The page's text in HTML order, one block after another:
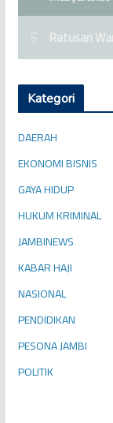
Kategori
DAERAH
EKONOMI BISNIS
GAYA HIDUP
HUKUM KRIMINAL
JAMBINEWS
KABAR HAJI
NASIONAL
PENDIDIKAN
PESONA JAMBI
POLITIK